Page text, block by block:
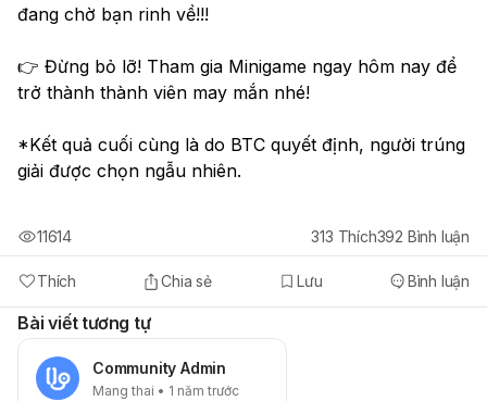
đang chờ bạn rinh về!!!
👉 Đừng bỏ lỡ! Tham gia Minigame ngay hôm nay để
trở thành thành viên may mắn nhé!
*Kết quả cuối cùng là do BTC quyết định, người trúng
giải được chọn ngẫu nhiên.
Thích Chia sẻ Lưu Bình luận
11614 313 Thích392 Bình luận
Bài viết tương tự
Community Admin
Mang thai • 1 năm trước